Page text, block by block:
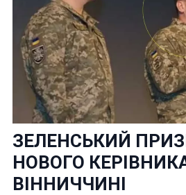
ЗЕЛЕНСЬКИЙ
НОВОГО
ВІННИЧЧИНІ